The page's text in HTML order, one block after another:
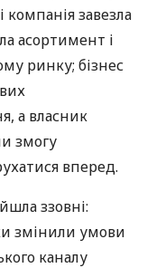
компанія завезла
асортимент і
ринку; бізнес
а власник
змогу
вперед.
ззовні:
змінили умови
каналу